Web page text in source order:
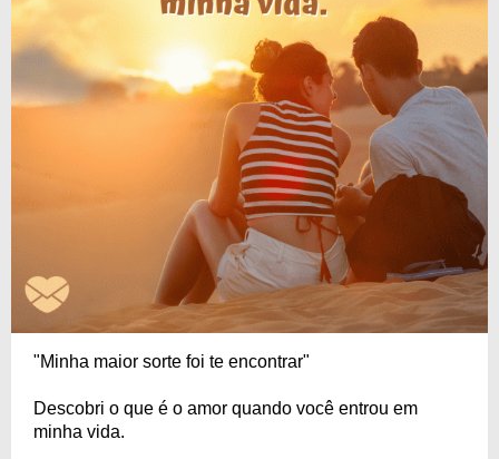
"Minha maior sorte foi te encontrar"
Descobri o que é o amor quando você entrou em
minha vida.